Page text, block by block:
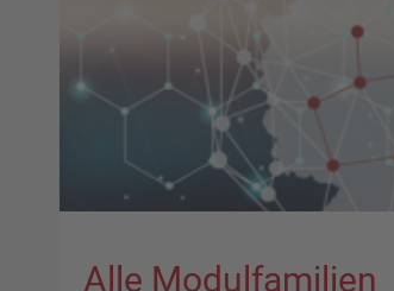
Alle Modulfamilien